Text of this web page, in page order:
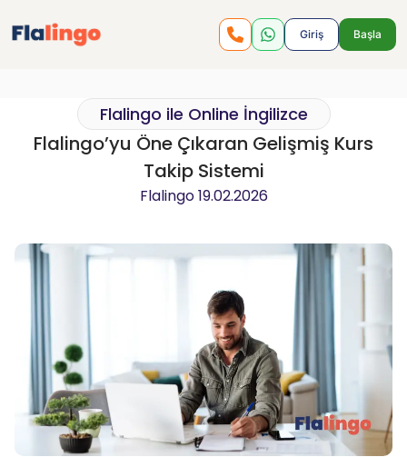
Giriş Başla
Flalingo ile Online İngilizce
Flalingo’yu Öne Çıkaran Gelişmiş Kurs
Takip Sistemi
Flalingo19.02.2026